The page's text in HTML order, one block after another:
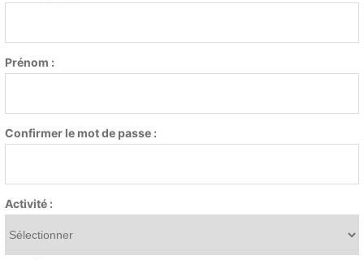
Prénom :
Confirmer le mot de passe :
Activité :